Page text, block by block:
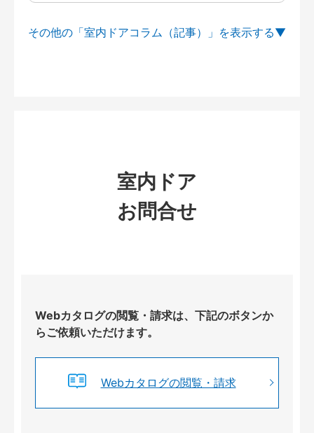
その他の「室内ドアコラム（記事）」を
室内ドア
お問合せ
Webカタログの閲覧・請求は、下記のボタンか
らご依頼いただけます。
Webカタログの閲覧・請求